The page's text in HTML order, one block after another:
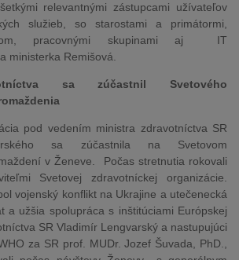
relevantnými zástupcami užívateľov
služieb, so starostami a primátormi,
pracovnými skupinami aj IT
ministerka Remišová.
sa zúčastnil Svetového
pod vedením ministra zdravotníctva SR
sa zúčastnila na Svetovom
v Ženeve. Počas stretnutia rokovali
Svetovej zdravotníckej organizácie.
vojenský konflikt na Ukrajine a utečenecká
a užšia spolupráca s inštitúciami Európskej
SR Vladimír Lengvarský a nastupujúci
za SR prof. MUDr. Jozef Šuvada, PhD.,